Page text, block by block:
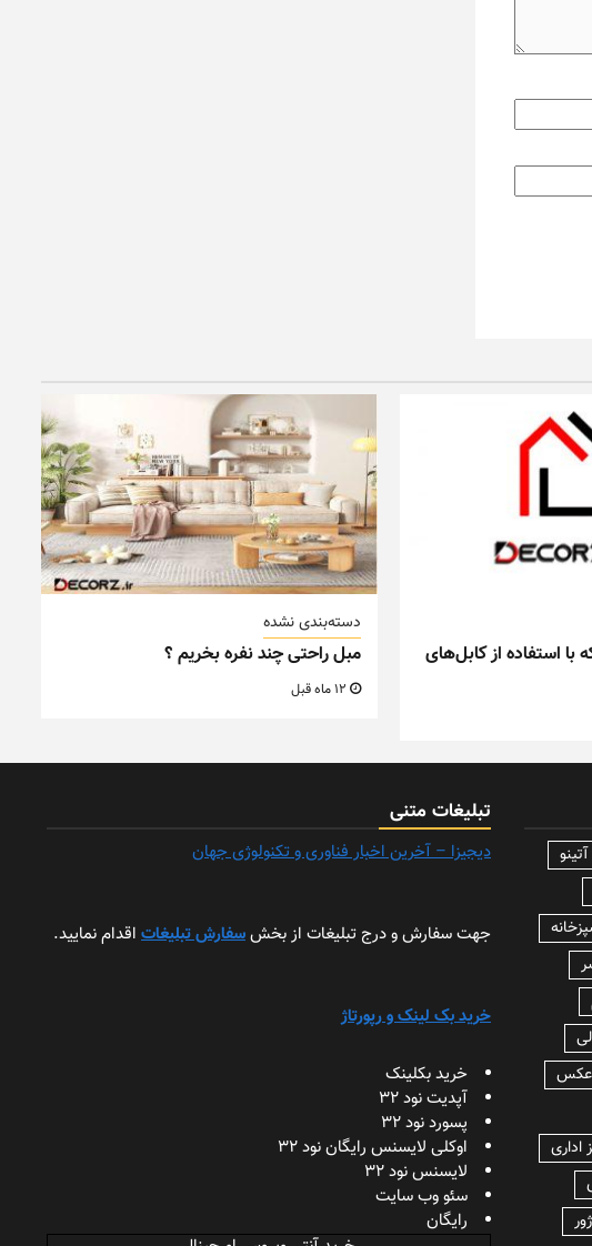
با استفاده از کابل‌های
دسته‌بندی نشده
مبل راحتی چند نفره بخریم ؟
آتینو
عکس
اداری
تبلیغات متنی
دیجیزا – آخرین اخبار فناوری و تکنولوژی جهان
جهت سفارش و درج تبلیغات از بخشسفارش تبلیغات اقدام نمایید.
خرید بک لینک و رپورتاژ
خرید بکلینک
آپدیت نود 32
پسورد نود 32
اوکلی لایسنس رایگان نود 32
لایسنس نود 32
سئو وب سایت
رایگان